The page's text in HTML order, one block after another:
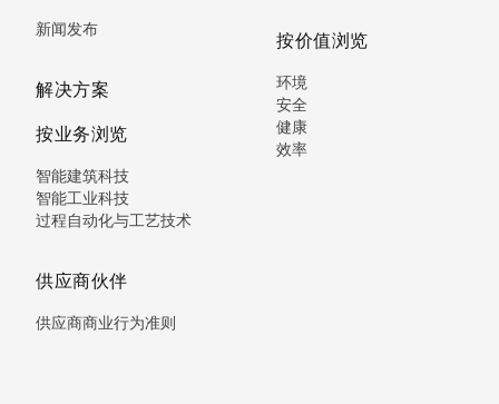
新闻发布
解决方案
按业务浏览
智能建筑科技
智能工业科技
过程自动化与工艺技术
供应商伙伴
供应商商业行为准则
按价值浏览
环境
安全
健康
效率